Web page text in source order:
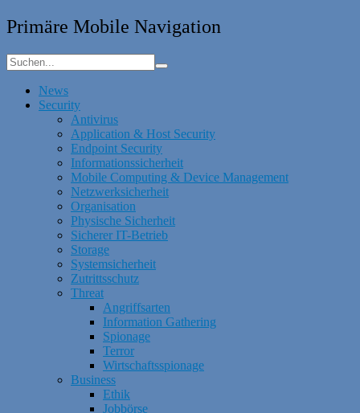
Primäre Mobile Navigation
News
Security
Antivirus
Application & Host Security
Endpoint Security
Informationssicherheit
Mobile Computing & Device Management
Netzwerksicherheit
Organisation
Physische Sicherheit
Sicherer IT-Betrieb
Storage
Systemsicherheit
Zutrittsschutz
Threat
Angriffsarten
Information Gathering
Spionage
Terror
Wirtschaftsspionage
Business
Ethik
Jobbörse